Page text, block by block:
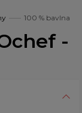
100 % bavlna
-